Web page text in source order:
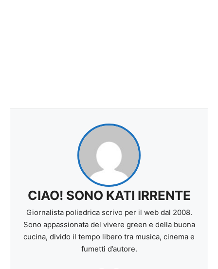
CIAO! SONO KATI IRRENTE
Giornalista poliedrica scrivo per il web dal 2008.
Sono appassionata del vivere green e della buona
cucina, divido il tempo libero tra musica, cinema e
fumetti d’autore.